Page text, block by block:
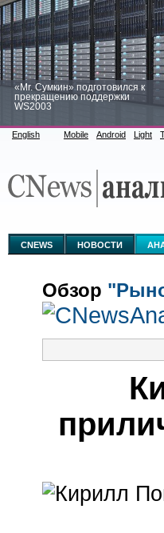
«Mr. Сумкин» подготовился к
прекращению поддержки
WS2003
аналитике
English Mobile Android Light
CNEWS НОВОСТИ
Обзор